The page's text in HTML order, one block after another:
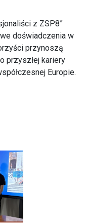
z ZSP8”
doświadczenia w
przynoszą
przyszłej kariery
Europie.